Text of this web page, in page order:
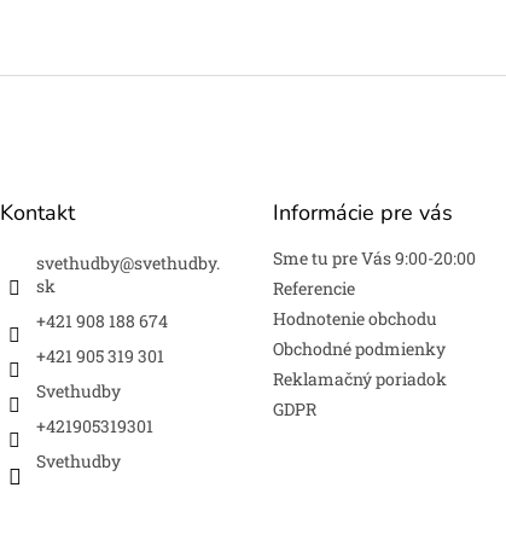
Kontakt
svethudby@svethudby.
sk
+421 908 188 674
+421 905 319 301
Svethudby
+421905319301
Svethudby
Informácie pre vás
Sme tu pre Vás 9:00-20:00
Referencie
Hodnotenie obchodu
Obchodné podmienky
Reklamačný poriadok
GDPR